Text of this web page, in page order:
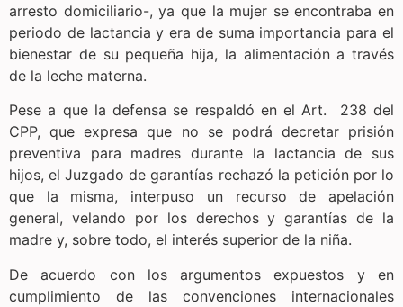
arresto domiciliario-, ya que la mujer se encontraba en
periodo de lactancia y era de suma importancia para el
bienestar de su pequeña hija, la alimentación a través
de la leche materna.
Pese a que la defensa se respaldó en el Art. 238 del
CPP, que expresa que no se podrá decretar prisión
preventiva para madres durante la lactancia de sus
hijos, el Juzgado de garantías rechazó la petición por lo
que la misma, interpuso un recurso de apelación
general, velando por los derechos y garantías de la
madre y, sobre todo, el interés superior de la niña.
De acuerdo con los argumentos expuestos y en
cumplimiento de las convenciones internacionales